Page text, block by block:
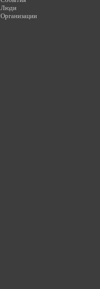
Люди
Организации